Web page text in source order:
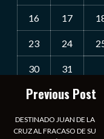
16 17
23 24
30 31
« Jul
Notiexpress de
Previous Post
DESTINADO JUAN DE LA
CRUZ AL FRACASO DE SU